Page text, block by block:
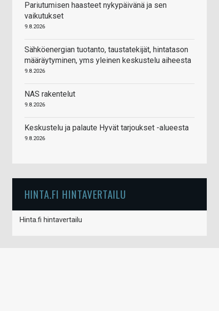
Pariutumisen haasteet nykypäivänä ja sen
vaikutukset
9.8.2026
Sähköenergian tuotanto, taustatekijät, hintatason
määräytyminen, yms yleinen keskustelu aiheesta
9.8.2026
NAS rakentelut
9.8.2026
Keskustelu ja palaute Hyvät tarjoukset -alueesta
9.8.2026
HINTA.FI HINTAVERTAILU
Hinta.fi hintavertailu